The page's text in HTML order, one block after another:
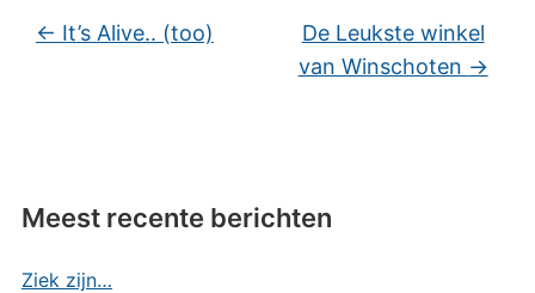
← It’s Alive.. (too)
De Leukste winkel
van Winschoten →
Meest recente berichten
Ziek zijn…